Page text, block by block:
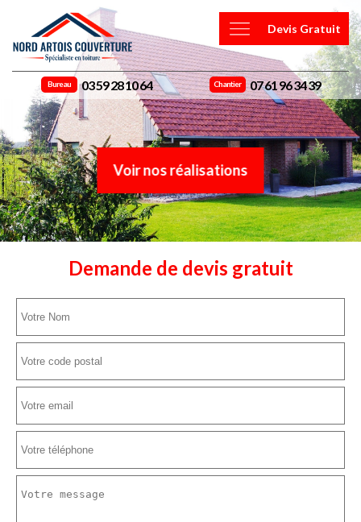
Devis Gratuit
Bureau 03 59 28 10 64 Chantier 07 61 96 34 39
Voir nos réalisations
Demande de devis gratuit